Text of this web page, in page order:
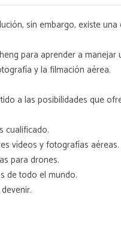
sin embargo, existe
para aprender a
y la filmación aérea.
a las posibilidades que
cualificado.
vídeos y fotografías aéreas.
para drones.
de todo el mundo.